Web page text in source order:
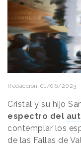
Redacción 01/06/2023 ·
Cristal y su hijo
espectro del
contemplar los
de las Fallas de